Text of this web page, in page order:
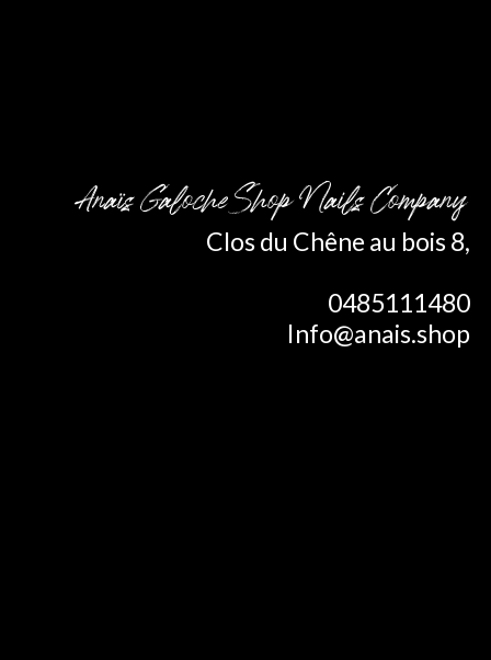
Anaïs GalocheShop Nails Company
Clos du Chêne au bois 8,
0485111480
Info@anais.shop